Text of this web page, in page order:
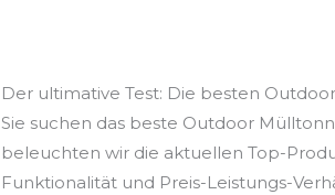
Der ultimative Test: Die besten
Sie suchen das beste Outdoor
beleuchten wir die aktuellen Top-
Funktionalität und Preis-Leistungs-